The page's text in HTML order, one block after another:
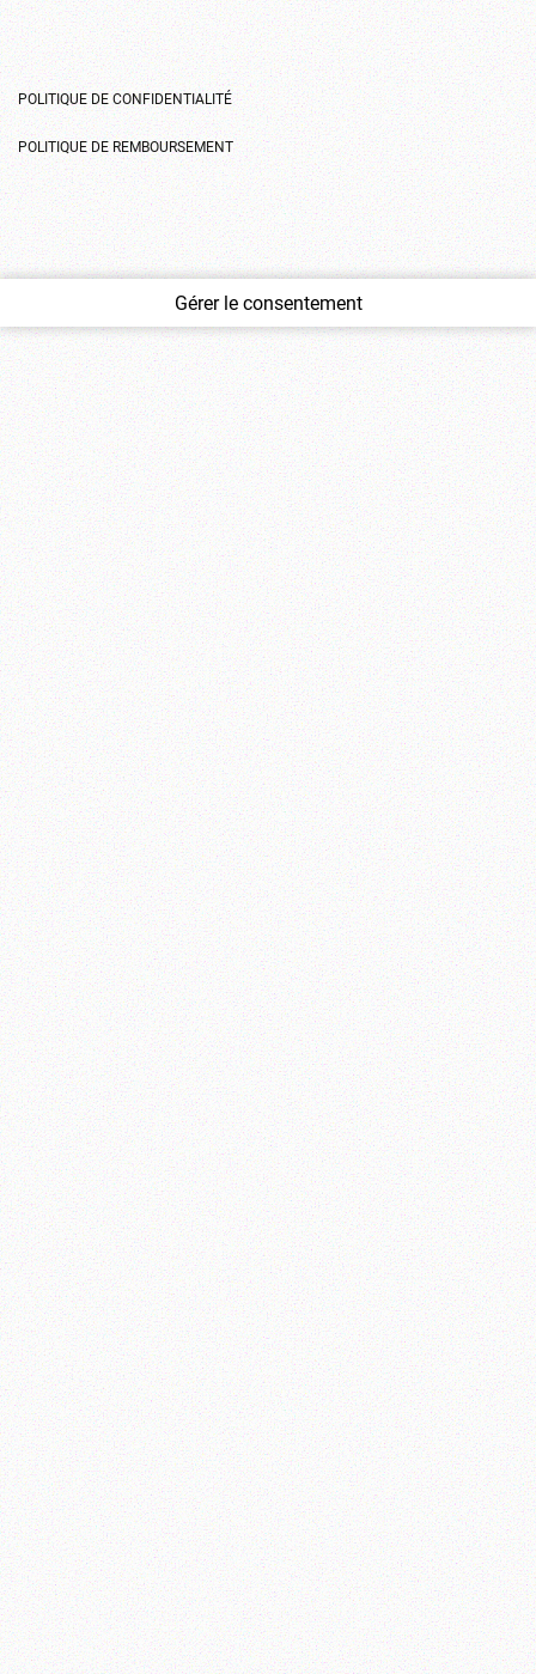
POLITIQUE DE CONFIDENTIALITÉ
POLITIQUE DE REMBOURSEMENT
Gérer le consentement